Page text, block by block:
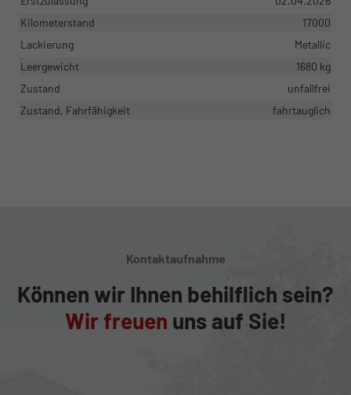
Kilometerstand
17000
Lackierung
Metallic
Leergewicht
1680 kg
Zustand
unfallfrei
Zustand, Fahrfähigkeit
fahrtauglich
Kontaktaufnahme
Können wir Ihnen behilflich sein?
Wir freuen uns auf Sie!